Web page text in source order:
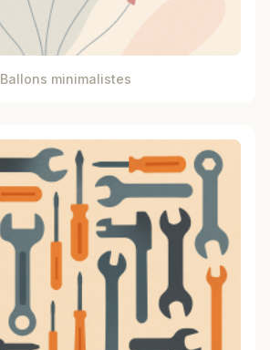
Ballons minimalistes